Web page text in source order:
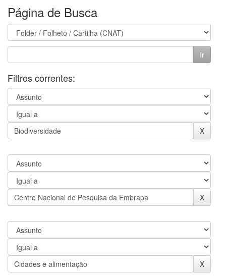
Página de Busca
Filtros correntes: